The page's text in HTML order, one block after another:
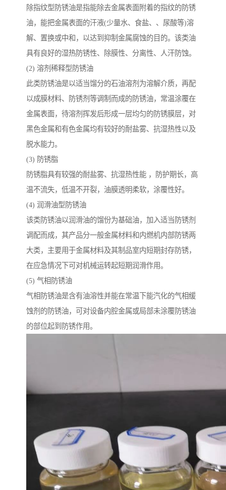
除指纹型防锈油是指能除去金属表面附着的指纹的防锈
油，能把金属表面的汗液(少量水、食盐、、尿酸等)溶
解、置换或中和，以达到抑制金属腐蚀的目的。该类油
具有良好的湿热防锈性、除膜性、分离性、人汗防蚀。
(2) 溶剂稀释型防锈油
此类防锈油是以适当馏分的石油溶剂为溶解介质，再配
以成膜材料、防锈剂等调制而成的防锈油，常温涂覆在
金属表面，待溶剂挥发后形成一层均匀的防锈膜层，对
黑色金属和有色金属均有较好的耐盐雾、抗湿热性以及
脱水能力。
(3) 防锈脂
防锈脂具有较强的耐盐雾、抗湿热性能 ，防护期长，高
温不流失，低温不开裂，油膜透明柔软，涂覆性好。
(4) 润滑油型防锈油
该类防锈油以润滑油的馏份为基础油，加入适当防锈剂
调配而成，其产品分一般金属材料和内燃机内部防锈两
大类，主要用于金属材料及其制品室内短期封存防锈，
在应急情况下可对机械运转起短期润滑作用。
(5) 气相防锈油
气相防锈油是含有油溶性并能在常温下能汽化的气相缓
蚀剂的防锈油，可对设备内腔金属或局部未涂覆防锈油
的部位起到防锈作用。